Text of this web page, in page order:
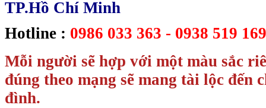
TP.Hồ Chí Minh
Hotline : 0986 033 363 - 0938 519
Mỗi người sẽ hợp với một màu sắc
đúng theo mạng sẽ mang tài lộc đến
đình.